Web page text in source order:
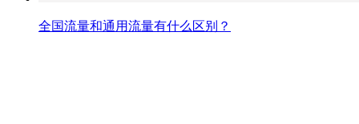
全国流量和通用流量有什么区别？